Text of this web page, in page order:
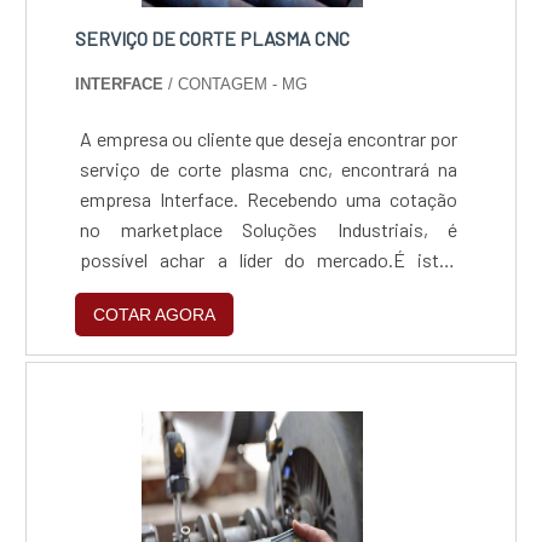
SERVIÇO DE CORTE PLASMA CNC
INTERFACE / CONTAGEM - MG
A empresa ou cliente que deseja encontrar por
serviço de corte plasma cnc, encontrará na
empresa Interface. Recebendo uma cotação
no marketplace Soluções Industriais, é
possível achar a líder do mercado.É isto!
Quando a questão é serviço de corte plasma
cnc, é fundamental contar com a melhor mão
de obra da Interface, a fim de obter proteção
necessidade do cliente.MAIS INFORMAÇÕES
SOBRE SERVIÇO DE CORTE PLASMA CNCA
Interface centraliza sua energia em
proporcionar para os parceiros uma estrutura
com escritório de alta qualidade onde são
COTAR AGORA